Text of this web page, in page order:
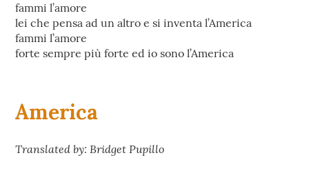
fammi l’amore
lei che pensa ad un altro e si inventa l’America
fammi l’amore
forte sempre più forte ed io sono l’America
America
Translated by: Bridget Pupillo